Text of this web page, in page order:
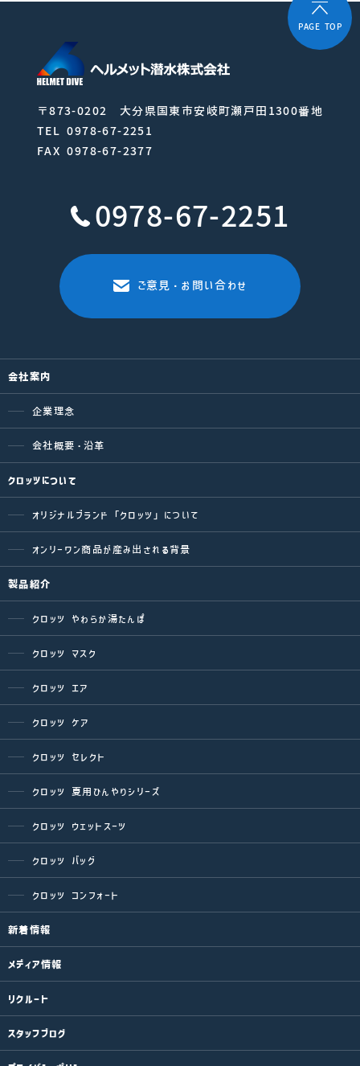
〒873-0202 大分県国東市安岐町瀬戸田1300番地
TEL 0978-67-2251
FAX 0978-67-2377
0978-67-2251
ご意見・お問い合わせ
会社案内
企業理念
会社概要・沿革
クロッツについて
オリジナルブランド「クロッツ」について
オンリーワン商品が産み出される背景
製品紹介
クロッツ やわらか湯たんぽ
クロッツ マスク
クロッツ エア
クロッツ ケア
クロッツ セレクト
クロッツ 夏用ひんやりシリーズ
クロッツ ウェットスーツ
クロッツ バッグ
クロッツ コンフォート
新着情報
メディア情報
リクルート
スタッフブログ
PAGE TOP